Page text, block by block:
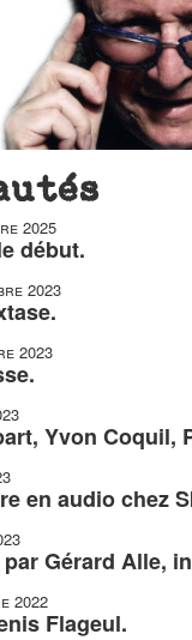
2025
début.
2023
2023
Yvon Coquil,
en audio chez
Gérard Alle,
2022
Flageul.